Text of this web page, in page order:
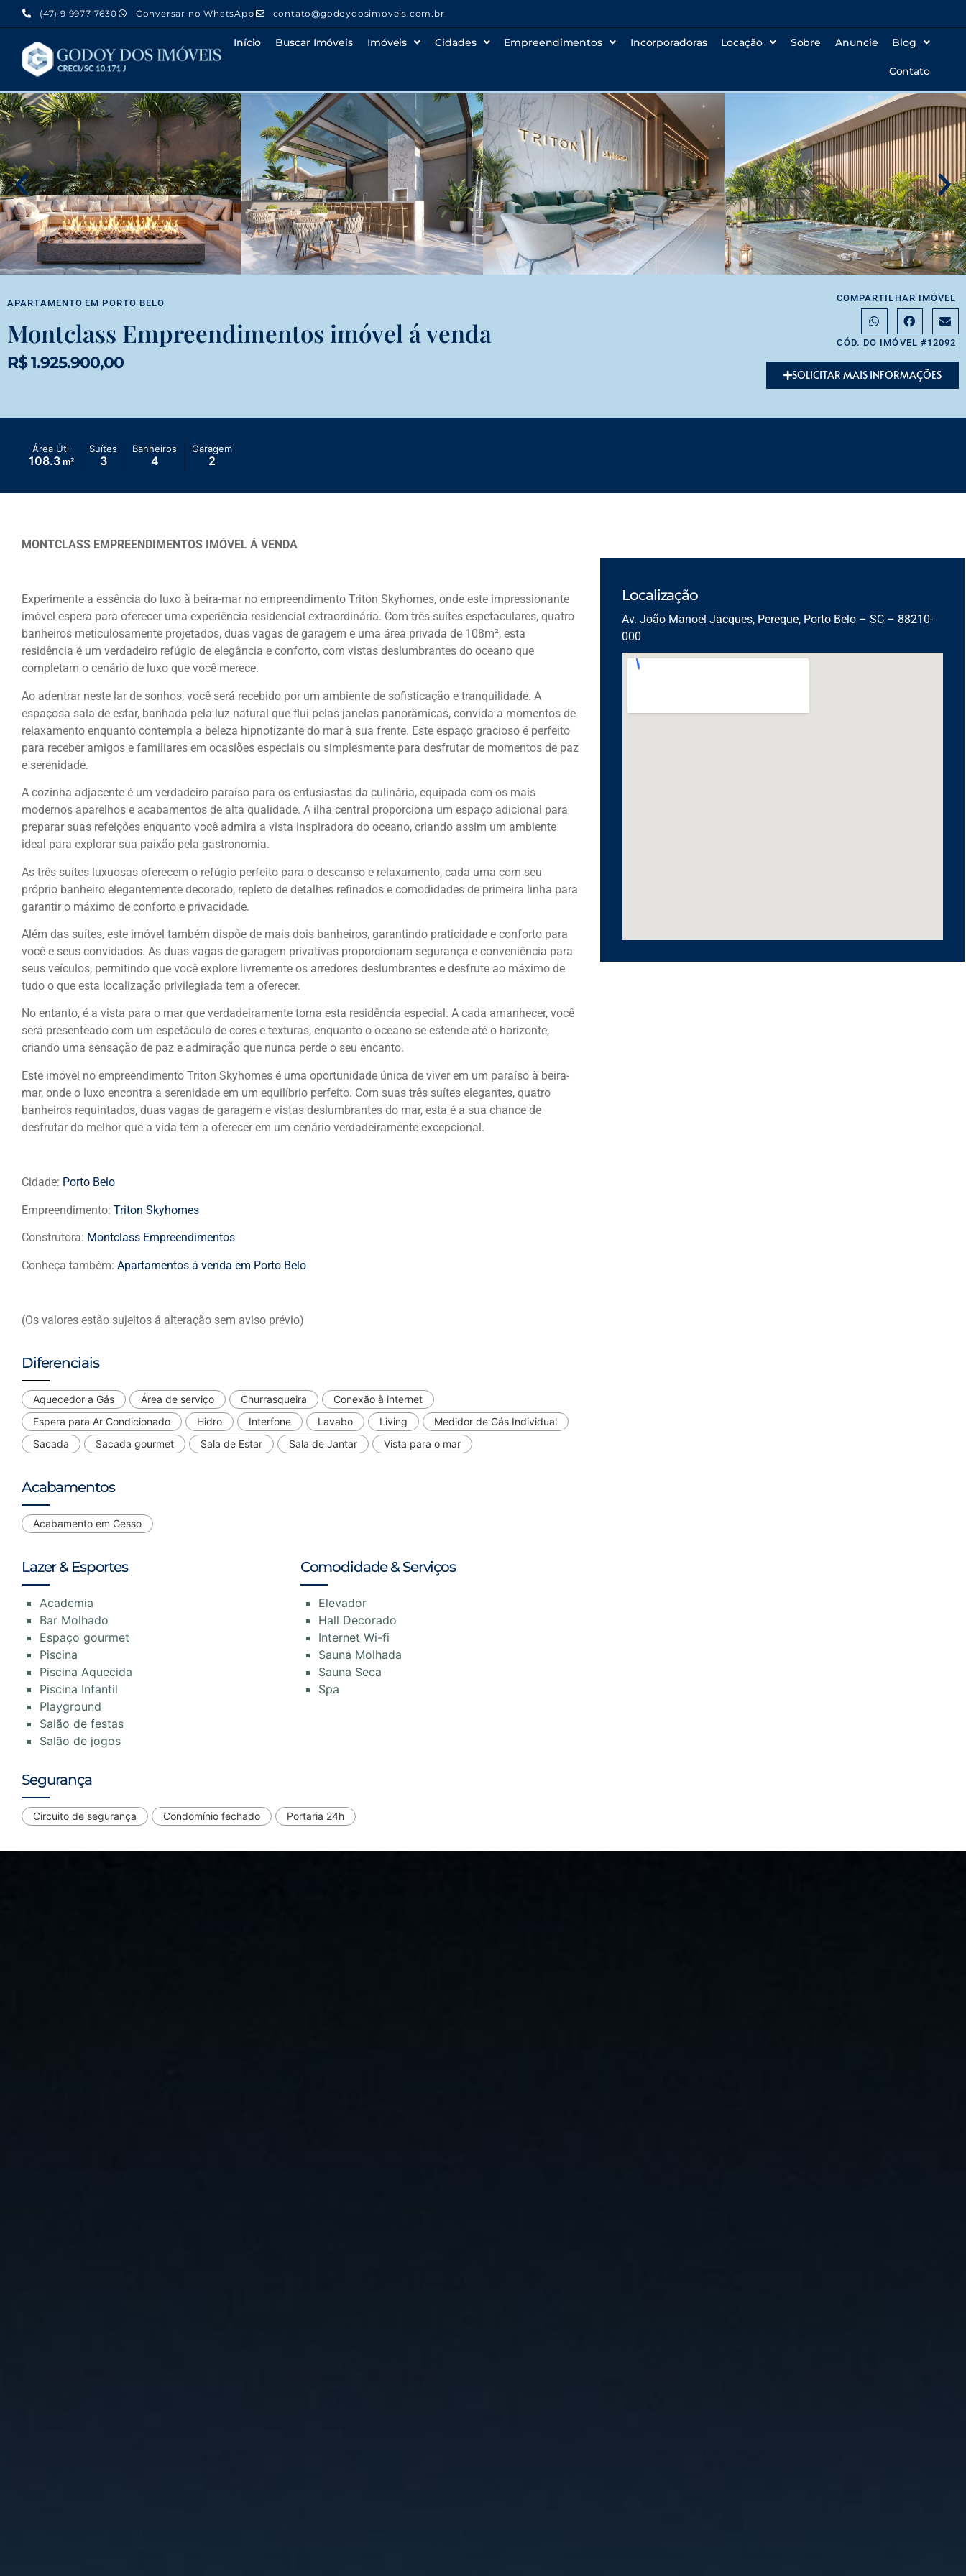
(47) 9 9977 7630 Conversar no WhatsApp contato@godoydosimoveis.com.br
Início Buscar Imóveis Imóveis Cidades Empreendimentos Incorporadoras Locação Sobre Anuncie Blog
Contato
APARTAMENTO EM PORTO BELO
Montclass Empreendimentos imóvel á venda
R$ 1.925.900,00
COMPARTILHAR IMÓVEL
CÓD. DO IMÓVEL #12092
SOLICITAR MAIS INFORMAÇÕES
Área Útil
108.3 m²
Suítes
3
Banheiros
4
Garagem
2
MONTCLASS EMPREENDIMENTOS IMÓVEL Á VENDA
Experimente a essência do luxo à beira-mar no empreendimento Triton Skyhomes, onde este impressionante
imóvel espera para oferecer uma experiência residencial extraordinária. Com três suítes espetaculares, quatro
banheiros meticulosamente projetados, duas vagas de garagem e uma área privada de 108m², esta
residência é um verdadeiro refúgio de elegância e conforto, com vistas deslumbrantes do oceano que
completam o cenário de luxo que você merece.
Ao adentrar neste lar de sonhos, você será recebido por um ambiente de sofisticação e tranquilidade. A
espaçosa sala de estar, banhada pela luz natural que flui pelas janelas panorâmicas, convida a momentos de
relaxamento enquanto contempla a beleza hipnotizante do mar à sua frente. Este espaço gracioso é perfeito
para receber amigos e familiares em ocasiões especiais ou simplesmente para desfrutar de momentos de paz
e serenidade.
A cozinha adjacente é um verdadeiro paraíso para os entusiastas da culinária, equipada com os mais
modernos aparelhos e acabamentos de alta qualidade. A ilha central proporciona um espaço adicional para
preparar suas refeições enquanto você admira a vista inspiradora do oceano, criando assim um ambiente
ideal para explorar sua paixão pela gastronomia.
As três suítes luxuosas oferecem o refúgio perfeito para o descanso e relaxamento, cada uma com seu
próprio banheiro elegantemente decorado, repleto de detalhes refinados e comodidades de primeira linha para
garantir o máximo de conforto e privacidade.
Além das suítes, este imóvel também dispõe de mais dois banheiros, garantindo praticidade e conforto para
você e seus convidados. As duas vagas de garagem privativas proporcionam segurança e conveniência para
seus veículos, permitindo que você explore livremente os arredores deslumbrantes e desfrute ao máximo de
tudo o que esta localização privilegiada tem a oferecer.
No entanto, é a vista para o mar que verdadeiramente torna esta residência especial. A cada amanhecer, você
será presenteado com um espetáculo de cores e texturas, enquanto o oceano se estende até o horizonte,
criando uma sensação de paz e admiração que nunca perde o seu encanto.
Este imóvel no empreendimento Triton Skyhomes é uma oportunidade única de viver em um paraíso à beira-
mar, onde o luxo encontra a serenidade em um equilíbrio perfeito. Com suas três suítes elegantes, quatro
banheiros requintados, duas vagas de garagem e vistas deslumbrantes do mar, esta é a sua chance de
desfrutar do melhor que a vida tem a oferecer em um cenário verdadeiramente excepcional.
Cidade: Porto Belo
Empreendimento: Triton Skyhomes
Construtora: Montclass Empreendimentos
Conheça também: Apartamentos á venda em Porto Belo
(Os valores estão sujeitos á alteração sem aviso prévio)
Diferenciais
Aquecedor a Gás Área de serviço Churrasqueira
Conexão à internet
Espera para Ar Condicionado
Hidro Interfone Lavabo Living
Medidor de Gás Individual
Sacada
Sacada gourmet Sala de Estar Sala de Jantar Vista para o mar
Acabamentos
Acabamento em Gesso
Lazer & Esportes
Academia
Bar Molhado
Espaço gourmet
Piscina
Piscina Aquecida
Piscina Infantil
Playground
Salão de festas
Salão de jogos
Comodidade & Serviços
Elevador
Hall Decorado
Internet Wi-fi
Sauna Molhada
Sauna Seca
Spa
Segurança
Circuito de segurança Condomínio fechado Portaria 24h
Localização
Av. João Manoel Jacques, Pereque, Porto Belo – SC – 88210-
000